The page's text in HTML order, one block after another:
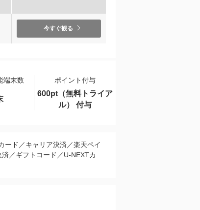
今すぐ観る
端末数 ポイント付与
600pt（無料トライア
ル） 付与
ード／キャリア決済／楽天ペイ
済／ギフトコード／U-NEXTカ